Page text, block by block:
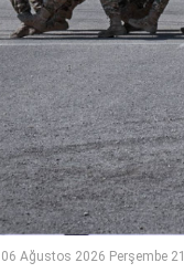
06 Ağustos 2026 Perşembe